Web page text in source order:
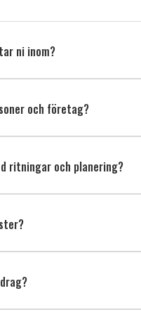
ni inom?
och företag?
ritningar och planering?